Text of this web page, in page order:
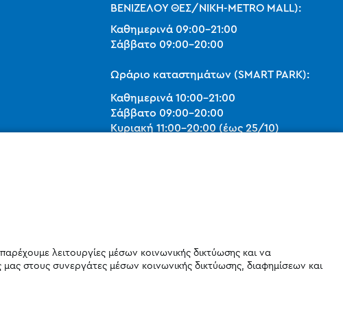
ΒΕΝΙΖΕΛΟΥ ΘΕΣ/ΝΙΚΗ-METRO MALL):
Καθημερινά09:00-21:00
Σάββατο 09:00-20:00
Ωράριο καταστημάτων (SMART PARK):
Καθημερινά10:00-21:00
Σάββατο 09:00-20:00
Κυριακή 11:00-20:00 (έως 25/10)
λειτουργίες μέσων κοινωνικής δικτύωσης και να
στους συνεργάτες μέσων κοινωνικής δικτύωσης, διαφημίσεων και